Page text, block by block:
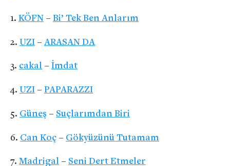
KÖFN – Bi’ Tek Ben Anlarım
UZI – ARASAN DA
cakal – İmdat
UZI – PAPARAZZI
Güneş – Suçlarımdan Biri
Can Koç – Gökyüzünü Tutamam
Madrigal – Seni Dert Etmeler